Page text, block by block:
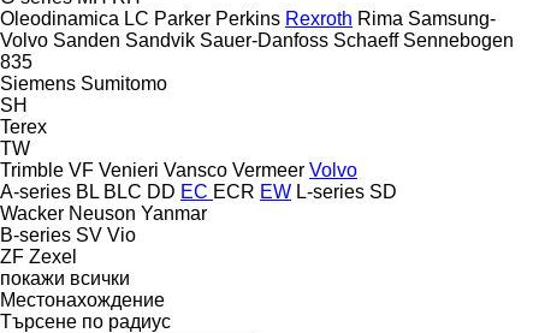
Oleodinamica LC Parker Perkins Rexroth Rima Samsung-
Volvo Sanden Sandvik Sauer-Danfoss Schaeff Sennebogen
835
Siemens Sumitomo
SH
Terex
TW
Trimble VF Venieri Vansco Vermeer Volvo
A-series BL BLC DD EC ECR EW L-series SD
Wacker Neuson Yanmar
B-series SV Vio
ZF Zexel
покажи всички
Местонахождение
Търсене по радиус